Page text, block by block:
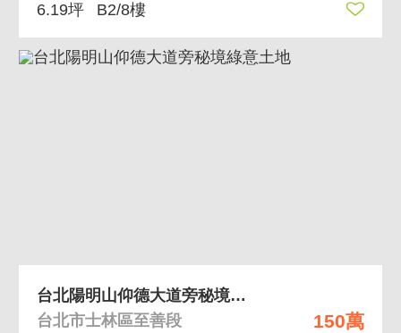
6.19坪 B2/8樓
150萬
台北陽明山仰德大道旁秘境綠意土地
台北市士林區至善段